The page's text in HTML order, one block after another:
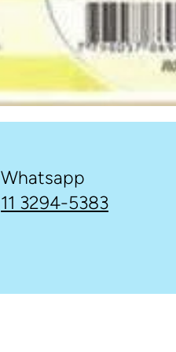
Whatsapp
11 3294-5383